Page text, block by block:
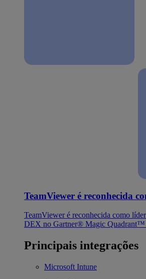
TeamViewer é reconhecida
TeamViewer é reconhecida como
DEX no Gartner® Magic Quadrant™
Principais integrações
Microsoft Intune